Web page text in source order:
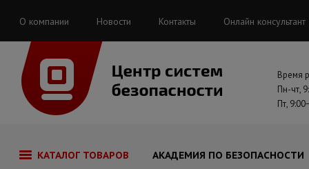
О компании Новости Контакты Онлайн консультант
Время
Пн-чт,
Пт,
КАТАЛОГ ТОВАРОВ АКАДЕМИЯ ПО БЕЗОПАСНОСТИ